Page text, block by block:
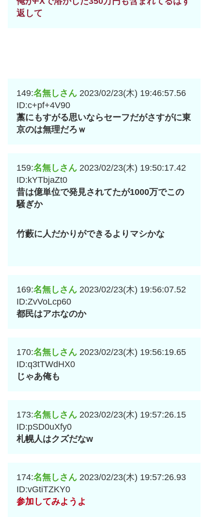
返して
149:名無しさん 2023/02/23(木) 19:46:57.56
ID:c+pf+4V90
藁にもすがる思いならセーフだがさすがに東
京のは無理だろｗ
159:名無しさん 2023/02/23(木) 19:50:17.42
ID:kYTbjaZt0
昔は億単位で発見されてたが1000万でこの
騒ぎか
竹藪に人だかりができるよりマシかな
169:名無しさん 2023/02/23(木) 19:56:07.52
ID:ZvVoLcp60
都民はアホなのか
170:名無しさん 2023/02/23(木) 19:56:19.65
ID:q3tTWdHX0
じゃあ俺も
173:名無しさん 2023/02/23(木) 19:57:26.15
ID:pSD0uXfy0
札幌人はクズだなw
174:名無しさん 2023/02/23(木) 19:57:26.93
ID:vGtiTZKY0
参加してみようよ